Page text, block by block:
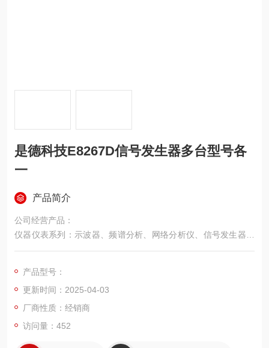
是德科技E8267D信号发生器多台型号各
一
产品简介
公司经营产品：
仪器仪表系列：示波器、频谱分析、网络分析仪、信号发生器、
色彩分析仪、音频分析仪、耐压测试仪、直流电源、地线导通测
计、测试探头等等。
产品型号：
更新时间：2025-04-03
厂商性质：经销商
访问量：452